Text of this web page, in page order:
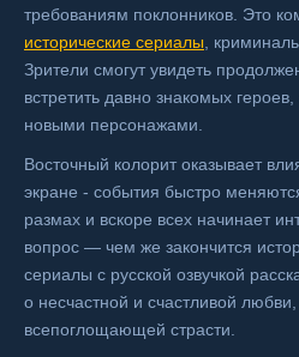
требованиям поклонников. Это
исторические сериалы ,
Зрители смогут увидеть
встретить давно знакомых
новыми персонажами.
Восточный колорит оказывает
экране - события быстро
размах и вскоре всех начинает
вопрос — чем же закончится
сериалы с русской озвучкой
о несчастной и счастливой
всепоглощающей страсти.